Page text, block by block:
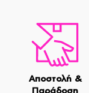
Αποστολή &